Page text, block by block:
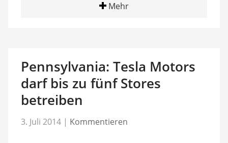
Mehr
Pennsylvania: Tesla Motors
darf bis zu fünf Stores
betreiben
3. Juli 2014 | Kommentieren